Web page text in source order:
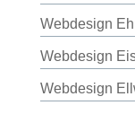
Webdesign
Webdesign
Webdesign